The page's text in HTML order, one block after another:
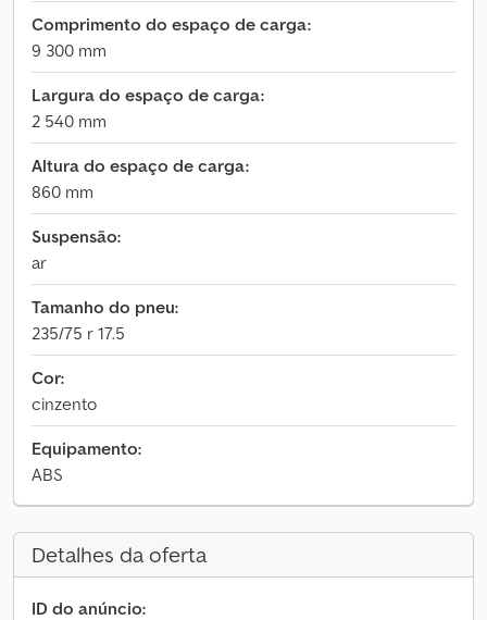
Comprimento do espaço de carga:
9 300 mm
Largura do espaço de carga:
2 540 mm
Altura do espaço de carga:
860 mm
Suspensão:
ar
Tamanho do pneu:
235/75 r 17.5
Cor:
cinzento
Equipamento:
ABS
Detalhes da oferta
ID do anúncio: